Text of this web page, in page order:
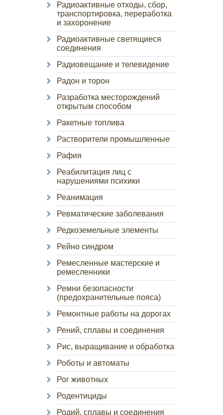
Радиоактивные отходы, сбор,
транспортировка, переработка
и захоронение
Радиоактивные светящиеся
соединения
Радиовещание и телевидение
Радон и торон
Разработка месторождений
открытым способом
Ракетные топлива
Растворители промышленные
Рафия
Реабилитация лиц с
нарушениями психики
Реанимация
Ревматические заболевания
Редкоземельные элементы
Рейно синдром
Ремесленные мастерские и
ремесленники
Ремни безопасности
(предохранительные пояса)
Ремонтные работы на дорогах
Рений, сплавы и соединения
Рис, выращивание и обработка
Роботы и автоматы
Рог животных
Родентициды
Родий, сплавы и соединения